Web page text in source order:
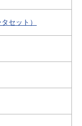
セット）